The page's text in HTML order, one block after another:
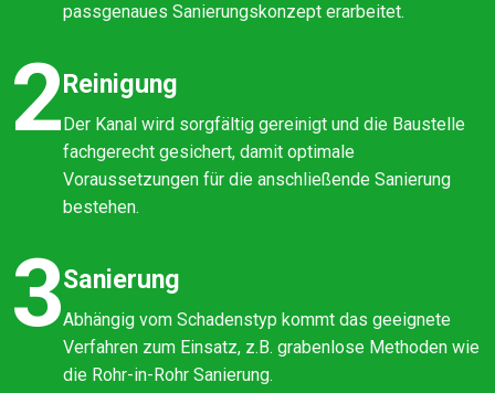
passgenaues Sanierungskonzept erarbeitet.
2Reinigung
Der Kanal wird sorgfältig gereinigt und die Baustelle
fachgerecht gesichert, damit optimale
Voraussetzungen für die anschließende Sanierung
bestehen.
3Sanierung
Abhängig vom Schadenstyp kommt das geeignete
Verfahren zum Einsatz, z.B. grabenlose Methoden wie
die Rohr-in-Rohr Sanierung.